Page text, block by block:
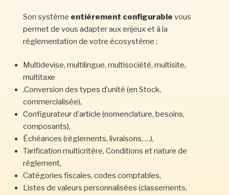
Son système entièrement configurable vous
permet de vous adapter aux enjeux et à la
réglementation de votre écosystème :
Multidevise, multilingue, multisociété, multisite,
multitaxe
,Conversion des types d’unité (en Stock,
commercialisée),
Configurateur d’article (nomenclature, besoins,
composants),
Échéances (règlements, livraisons, …),
Tarification multicritère, Conditions et nature de
règlement,
Catégories fiscales, codes comptables,
Listes de valeurs personnalisées (classements,